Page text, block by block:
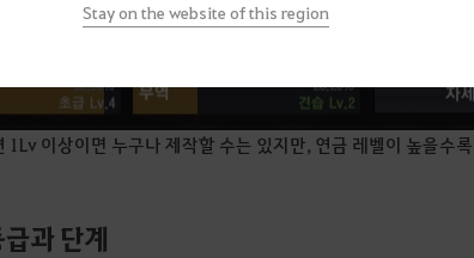
Stay on the website of this region
이상이면 누구나 제작할 수는 있지만, 연금 레벨이 높을수
과 단계